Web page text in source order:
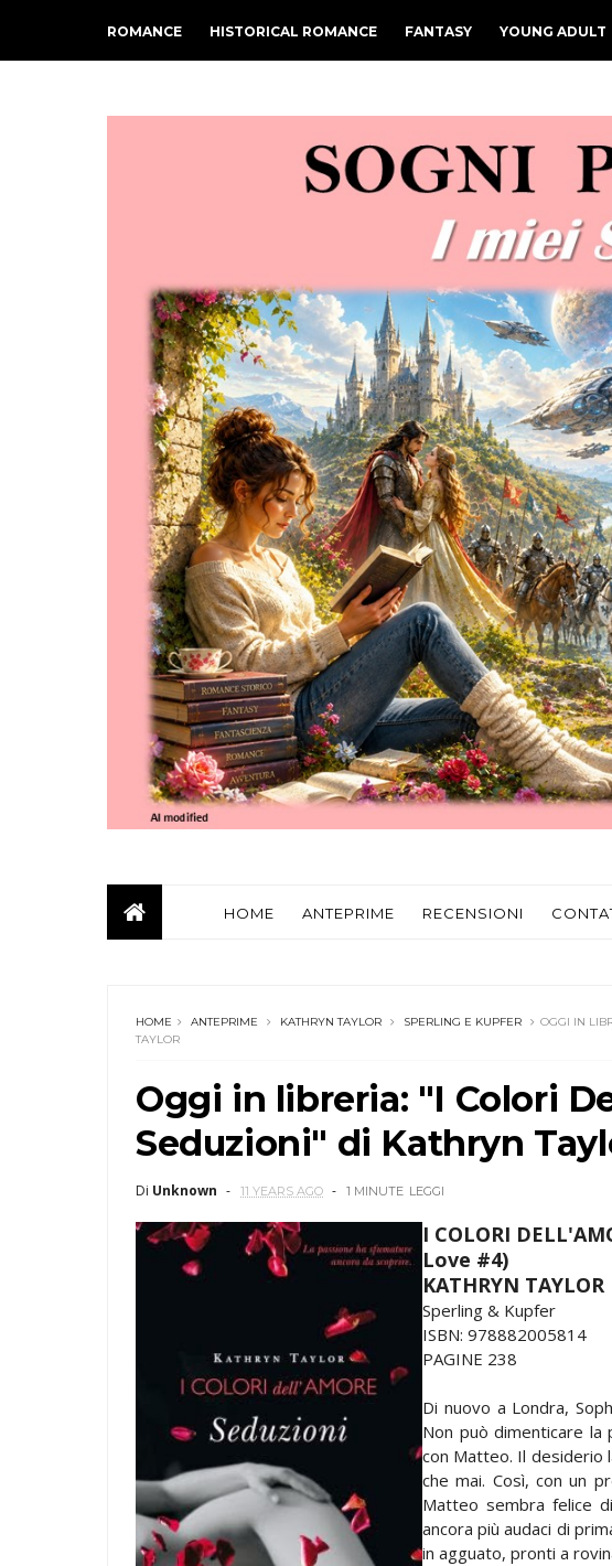
ROMANCE HISTORICAL ROMANCE FANTASY YOUNG ADULT
HOME ANTEPRIME RECENSIONI
HOME ANTEPRIME KATHRYN TAYLOR SPERLING E KUPFER
OGGI IN
TAYLOR
Oggi in libreria: "I Colori
Seduzioni" di Kathryn
Di Unknown 11 YEARS AGO 1 MINUTE LEGGI
I COLORI
Love #4)
KATHRYN TAYLOR
Sperling & Kupfer
ISBN: 978882005814
PAGINE 238
Di nuovo a Londra,
Non può dimenticare
con Matteo. Il desiderio
che mai. Così, con un
Matteo sembra felice
ancora più audaci di
in agguato, pronti a